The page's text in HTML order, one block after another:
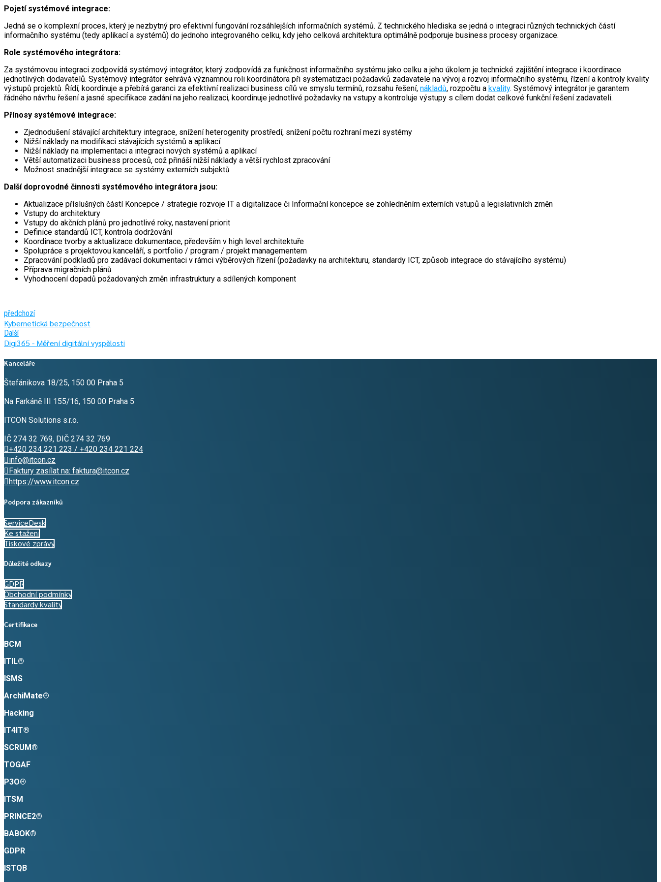
Pojetí systémové integrace:
Jedná se o komplexní proces, který je nezbytný pro efektivní fungování rozsáhlejších informačních systémů. Z technického hlediska se jedná o integraci různých technických částí
informačního systému (tedy aplikací a systémů) do jednoho integrovaného celku, kdy jeho celková architektura optimálně podporuje business procesy organizace.
Role systémového integrátora:
Za systémovou integraci zodpovídá systémový integrátor, který zodpovídá za funkčnost informačního systému jako celku a jeho úkolem je technické zajištění integrace i koordinace
jednotlivých dodavatelů. Systémový integrátor sehrává významnou roli koordinátora při systematizaci požadavků zadavatele na vývoj a rozvoj informačního systému, řízení a kontroly kvality
výstupů projektů. Řídí, koordinuje a přebírá garanci za efektivní realizaci business cílů ve smyslu termínů, rozsahu řešení, nákladů, rozpočtu a kvality. Systémový integrátor je garantem
řádného návrhu řešení a jasné specifikace zadání na jeho realizaci, koordinuje jednotlivé požadavky na vstupy a kontroluje výstupy s cílem dodat celkové funkční řešení zadavateli.
Přínosy systémové integrace:
Zjednodušení stávající architektury integrace, snížení heterogenity prostředí, snížení počtu rozhraní mezi systémy
Nižší náklady na modifikaci stávajících systémů a aplikací
Nižší náklady na implementaci a integraci nových systémů a aplikací
Větší automatizaci business procesů, což přináší nižší náklady a větší rychlost zpracování
Možnost snadnější integrace se systémy externích subjektů
Další doprovodné činnosti systémového integrátora jsou:
Aktualizace příslušných částí Koncepce / strategie rozvoje IT a digitalizace či Informační koncepce se zohledněním externích vstupů a legislativních změn
Vstupy do architektury
Vstupy do akčních plánů pro jednotlivé roky, nastavení priorit
Definice standardů ICT, kontrola dodržování
Koordinace tvorby a aktualizace dokumentace, především v high level architektuře
Spolupráce s projektovou kanceláří, s portfolio / program / projekt managementem
Zpracování podkladů pro zadávací dokumentaci v rámci výběrových řízení (požadavky na architekturu, standardy ICT, způsob integrace do stávajícího systému)
Příprava migračních plánů
Vyhodnocení dopadů požadovaných změn infrastruktury a sdílených komponent
předchozí
Kybernetická bezpečnost
Další
Digi365 - Měření digitální vyspělosti
Kanceláře
Štefánikova 18/25, 150 00 Praha 5
Na Farkáně III 155/16, 150 00 Praha 5
ITCON Solutions s.r.o.
IČ 274 32 769, DIČ 274 32 769
+420 234 221 223 / +420 234 221 224
info@itcon.cz
Faktury zasílat na: faktura@itcon.cz
https://www.itcon.cz
Podpora zákazníků
ServiceDesk
Ke stažení
Tiskové zprávy
Důležité odkazy
GDPR
Obchodní podmínky
Standardy kvality
Certifikace
BCM
ITIL®
ISMS
ArchiMate®
Hacking
IT4IT®
SCRUM®
TOGAF
P3O®
ITSM
P RINCE2®
BABOK®
GDPR
ISTQB